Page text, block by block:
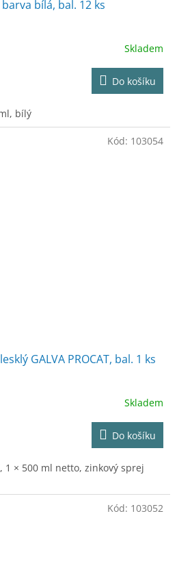
R
M
A
bílá, bal. 12 ks
Skladem
Do košíku
bílý
GALVA PROCAT, bal. 1 ks
Skladem
Do košíku
1 × 500 ml netto, zinkový sprej
Kód: 103054
Kód: 103052